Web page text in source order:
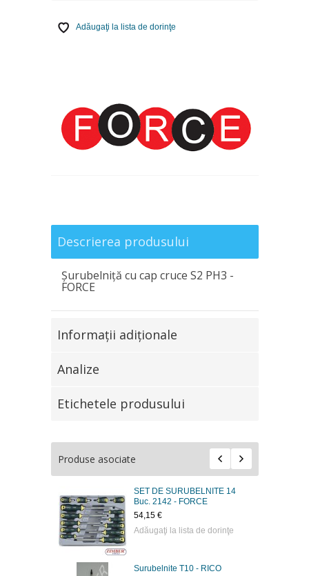
Adăugaţi la lista de dorinţe
Descrierea produsului
Şurubelniţă cu cap cruce S2 PH3 -
FORCE
Informaţii adiţionale
Analize
Etichetele produsului
Produse asociate
SET DE SURUBELNITE 14
Buc. 2142 - FORCE
54,15 €
Adăugaţi la lista de dorinţe
Surubelnite Т10 - RICO